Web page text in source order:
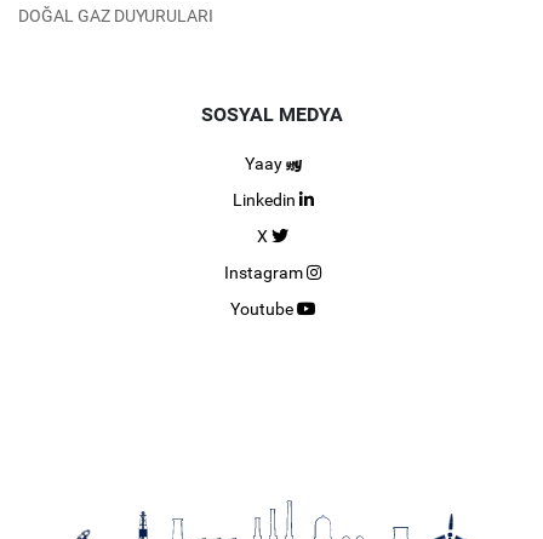
DOĞAL GAZ DUYURULARI
SOSYAL MEDYA
Yaay
Linkedin
X
Instagram
Youtube